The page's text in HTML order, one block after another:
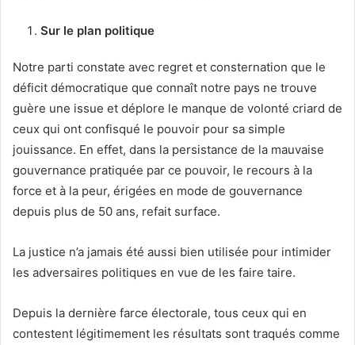
Sur le plan politique
Notre parti constate avec regret et consternation que le
déficit démocratique que connaît notre pays ne trouve
guère une issue et déplore le manque de volonté criard de
ceux qui ont confisqué le pouvoir pour sa simple
jouissance. En effet, dans la persistance de la mauvaise
gouvernance pratiquée par ce pouvoir, le recours à la
force et à la peur, érigées en mode de gouvernance
depuis plus de 50 ans, refait surface.
La justice n’a jamais été aussi bien utilisée pour intimider
les adversaires politiques en vue de les faire taire.
Depuis la dernière farce électorale, tous ceux qui en
contestent légitimement les résultats sont traqués comme